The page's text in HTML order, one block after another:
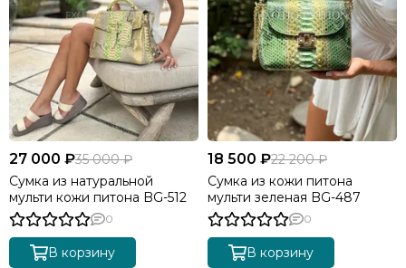
27 000 ₽35 000 ₽
Сумка из натуральной
мульти кожи питона BG-512
0
В корзину
18 500 ₽22 200 ₽
Сумка из кожи питона
мульти зеленая BG-487
0
В корзину